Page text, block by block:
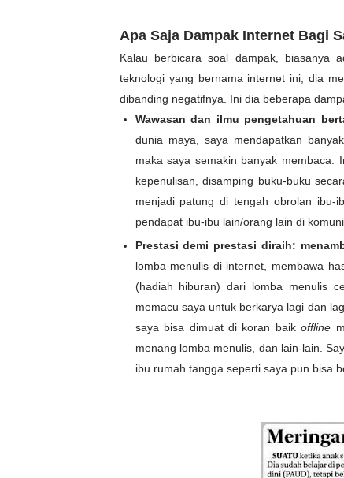
Apa Saja Dampak Internet Bagi
Kalau berbicara soal dampak, biasanya
teknologi yang bernama internet ini, dia
dibanding negatifnya. Ini dia beberapa
Wawasan dan ilmu pengetahuan
dunia maya, saya mendapatkan
maka saya semakin banyak membaca.
kepenulisan, disamping buku-buku
menjadi patung di tengah obrolan
pendapat ibu-ibu lain/orang lain di
Prestasi demi prestasi diraih:
lomba menulis di internet, membawa
(hadiah hiburan) dari lomba menulis
memacu saya untuk berkarya lagi dan
saya bisa dimuat di koran baikoffline
menang lomba menulis, dan lain-lain.
ibu rumah tangga seperti saya pun bisa